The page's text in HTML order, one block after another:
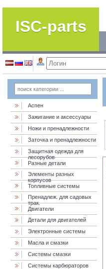
ISC-parts
Аспен
Зажигание и аксессуары
Ножи и пренадлежности
Заточка и пренадлежности
Защитная одежда для
лесорубов
Разные детали
Элементы разных
корпусов
Топливные системы
Пренадлеж. для садовых
трак.
Двигатели
Детали для двигателей
Электронные системы
Масла и смазки
Cистемы смазки
Системы карбюраторов